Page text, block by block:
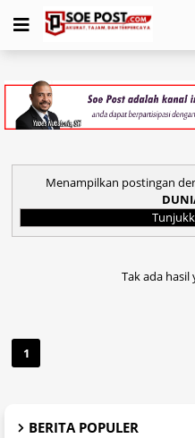
Menampilkan postingan
Tak ada
1
BERITA POPULER